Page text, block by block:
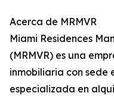
Acerca de MRMVR
Miami Residences
(MRMVR) es una
inmobiliaria con sede
especializada en